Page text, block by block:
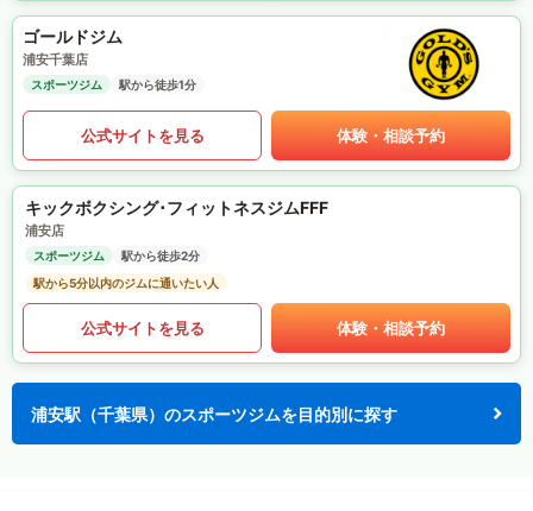
ゴールドジム
浦安千葉店
スポーツジム 駅から徒歩1分
公式サイトを見る 体験・相談予約
キックボクシング･フィットネスジムFFF
浦安店
スポーツジム
駅から徒歩2分
駅から5分以内のジムに通いたい人
公式サイトを見る 体験・相談予約
浦安駅（千葉県）のスポーツジムを目的別に探す